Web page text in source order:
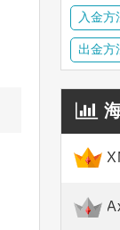
入金方
出金方